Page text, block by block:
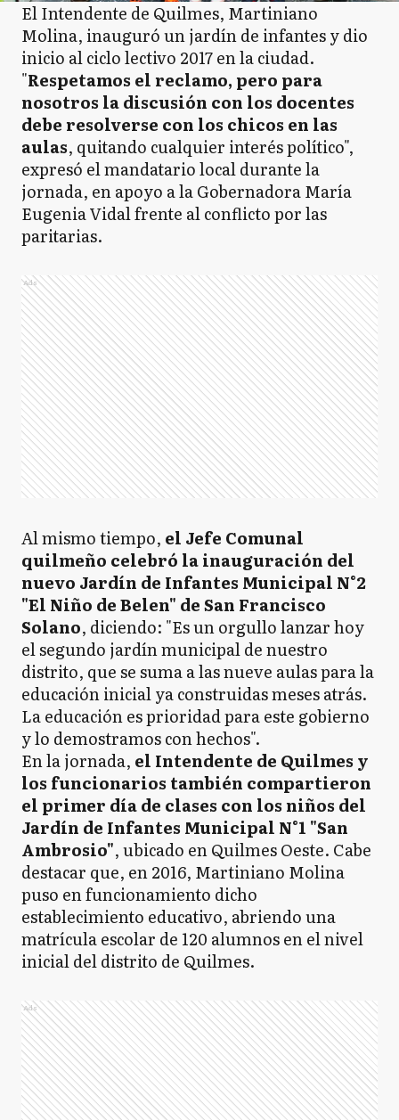
El Intendente de Quilmes, Martiniano
Molina, inauguró un jardín de infantes y dio
inicio al ciclo lectivo 2017 en la ciudad.
"Respetamos el reclamo, pero para
nosotros la discusión con los docentes
debe resolverse con los chicos en las
aulas, quitando cualquier interés político",
expresó el mandatario local durante la
jornada, en apoyo a la Gobernadora María
Eugenia Vidal frente al conflicto por las
paritarias.
Ads
Al mismo tiempo, el Jefe Comunal
quilmeño celebró la inauguración del
nuevo Jardín de Infantes Municipal N°2
"El Niño de Belen" de San Francisco
Solano, diciendo: "Es un orgullo lanzar hoy
el segundo jardín municipal de nuestro
distrito, que se suma a las nueve aulas para la
educación inicial ya construidas meses atrás.
La educación es prioridad para este gobierno
y lo demostramos con hechos".
En la jornada, el Intendente de Quilmes y
los funcionarios también compartieron
el primer día de clases con los niños del
Jardín de Infantes Municipal N°1 "San
Ambrosio", ubicado en Quilmes Oeste. Cabe
destacar que, en 2016, Martiniano Molina
puso en funcionamiento dicho
establecimiento educativo, abriendo una
matrícula escolar de 120 alumnos en el nivel
inicial del distrito de Quilmes.
Ads